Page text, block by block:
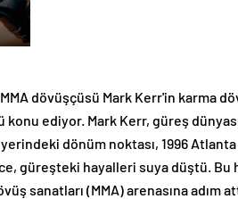
dövüşçüsü Mark Kerr'in karma
ediyor. Mark Kerr, güreş
dönüm noktası, 1996
güreşteki hayalleri suya düştü. Bu
sanatları (MMA) arenasına adım